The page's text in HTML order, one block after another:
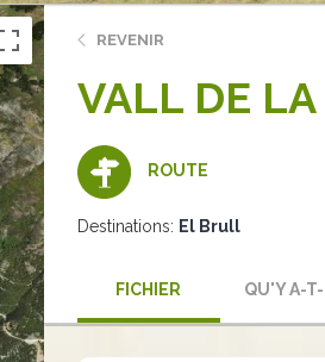
REVENIR
VALL DE LA
ROUTE
Destinations: El Brull
FICHIER QU'Y A-